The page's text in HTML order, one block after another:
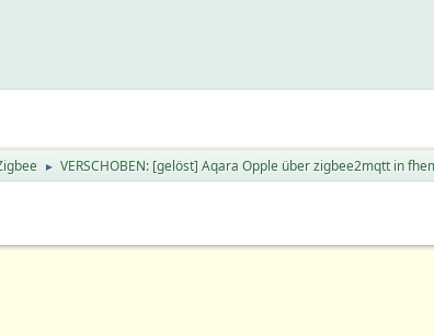
► VERSCHOBEN: [gelöst] Aqara Opple über zigbee2mqtt in